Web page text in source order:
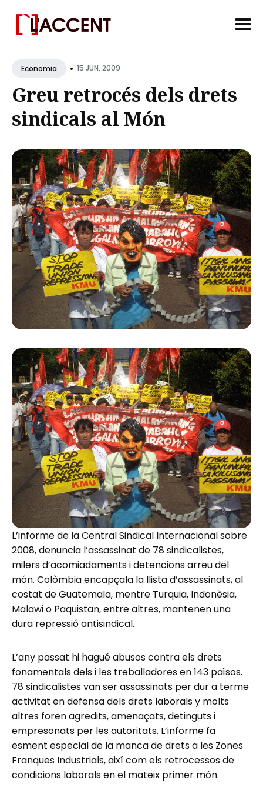
forEconomia • 15 JUN, 2009
Greu retrocés dels drets
sindicals al Món
L’informe de la Central Sindical Internacional sobre
2008, denuncia l’assassinat de 78 sindicalistes,
milers d’acomiadaments i detencions arreu del
món. Colòmbia encapçala la llista d’assassinats, al
costat de Guatemala, mentre Turquia, Indonèsia,
Malawi o Paquistan, entre altres, mantenen una
dura repressió antisindical.
L’any passat hi hagué abusos contra els drets
fonamentals dels i les treballadores en 143 països.
78 sindicalistes van ser assassinats per dur a terme
activitat en defensa dels drets laborals y molts
altres foren agredits, amenaçats, detinguts i
empresonats per les autoritats. L’informe fa
esment especial de la manca de drets a les Zones
Franques Industrials, així com els retrocessos de
condicions laborals en el mateix primer món.